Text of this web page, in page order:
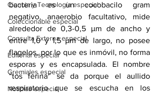
Ciencia y Tecnología especial
Coleccionable especial
Consulta Externa especial
Editorial especial
Gremiales especial
Noticias especial
bacteria es un cocobacilo gram
negativo, anaerobio facultativo, mide
alrededor de 0,3-0,5 μm de ancho y
entre 1,0 y 1,5 μm de largo, no posee
flagelos, por lo que es inmóvil, no forma
esporas y es encapsulada. El nombre
“tos ferina” se da porque el aullido
respiratorio que se escucha en los